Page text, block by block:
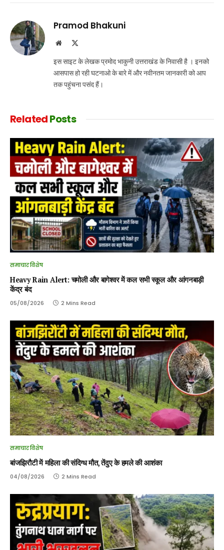
Pramod Bhakuni
Website
इस साइट के लेखक प्रमोद भाकुनी उत्तराखंड के निवासी है । इनको
आसपास हो रही घटनाओ के बारे में और नवीनतम जानकारी को आप
तक पहुंचना पसंद हैं।
RelatedPosts
समाचार विशेष
Heavy Rain Alert: चमोली और बागेश्वर में कल सभी स्कूल और आंगनबाड़ी
केंद्र बंद
05/08/2026 2 Mins Read
समाचार विशेष
बांजझिरौटी में महिला की संदिग्ध मौत, तेंदुए के हमले की आशंका
04/08/2026 2 Mins Read